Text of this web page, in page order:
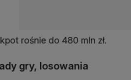
rośnie do 480 mln zł.
gry, losowania